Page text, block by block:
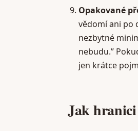
Opakované
vědomí ani po
nezbytné
nebudu.”
jen krátce
Jak